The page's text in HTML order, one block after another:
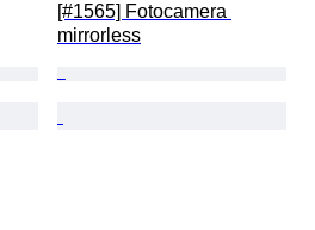
[#1565] Fotocamera
mirrorless